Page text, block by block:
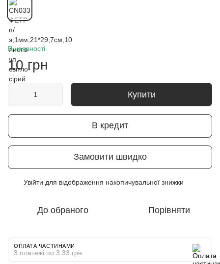
В наявності
10 грн
Купити
В кредит
Замовити швидко
Увійти для відображення накопичувальної знижки
До обраного Порівняти
ОПЛАТА ЧАСТИНАМИ
3 платежі по 3.33 грн